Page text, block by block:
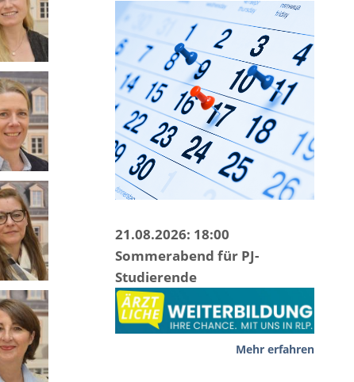
21.08.2026: 18:00
Sommerabend für PJ-
Studierende
Mehr erfahren